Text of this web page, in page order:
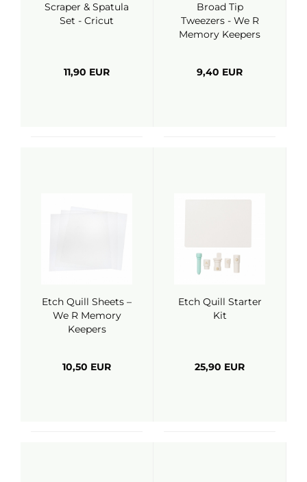
Scraper & Spatula
Set - Cricut
11,90 EUR
Broad Tip
Tweezers - We R
Memory Keepers
9,40 EUR
Etch Quill Sheets –
We R Memory
Keepers
10,50 EUR
Etch Quill Starter
Kit
25,90 EUR